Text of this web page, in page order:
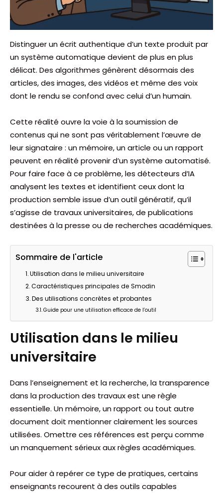
Distinguer un écrit authentique d’un texte produit par
un système automatique devient de plus en plus
délicat. Des algorithmes génèrent désormais des
articles, des images, des vidéos et même des voix
dont le rendu se confond avec celui d’un humain.
Cette réalité ouvre la voie à la soumission de
contenus qui ne sont pas véritablement l’œuvre de
leur signataire : un mémoire, un article ou un rapport
peuvent en réalité provenir d’un système automatisé.
Pour faire face à ce problème, les détecteurs d’IA
analysent les textes et identifient ceux dont la
production semble issue d’un outil génératif, qu’il
s’agisse de travaux universitaires, de publications
destinées à la presse ou de recherches académiques.
Sommaire de l'article
Utilisation dans le milieu universitaire
Caractéristiques principales de Smodin
Des utilisations concrètes et probantes
Guide pour une utilisation efficace de l’outil
Utilisation dans le milieu
universitaire
Dans l’enseignement et la recherche, la transparence
dans la production des travaux est une règle
essentielle. Un mémoire, un rapport ou tout autre
document doit mentionner clairement les sources
utilisées. Omettre ces références est perçu comme
un manquement sérieux aux règles académiques.
Pour aider à repérer ce type de pratiques, certains
enseignants recourent à des outils capables